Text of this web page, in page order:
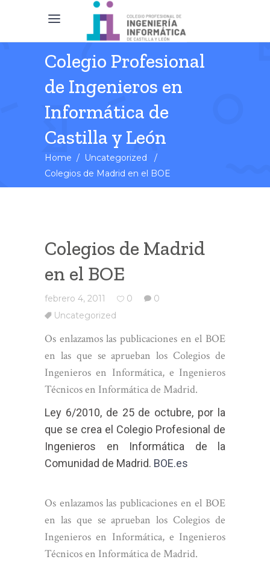
Colegio Profesional
de Ingenieros en
Informática de
Castilla y León
Home / Uncategorized
/
Colegios de Madrid en el BOE
Colegios de Madrid
en el BOE
febrero 4, 2011 0
0
Uncategorized
Os enlazamos las publicaciones en el BOE
en las que se aprueban los Colegios de
Ingenieros en Informática, e Ingenieros
Técnicos en Informática de Madrid.
Ley 6/2010, de 25 de octubre, por la
que se crea el Colegio Profesional de
Ingenieros en Informática de la
Comunidad de Madrid. BOE.es
Os enlazamos las publicaciones en el BOE
en las que se aprueban los Colegios de
Ingenieros en Informática, e Ingenieros
Técnicos en Informática de Madrid.